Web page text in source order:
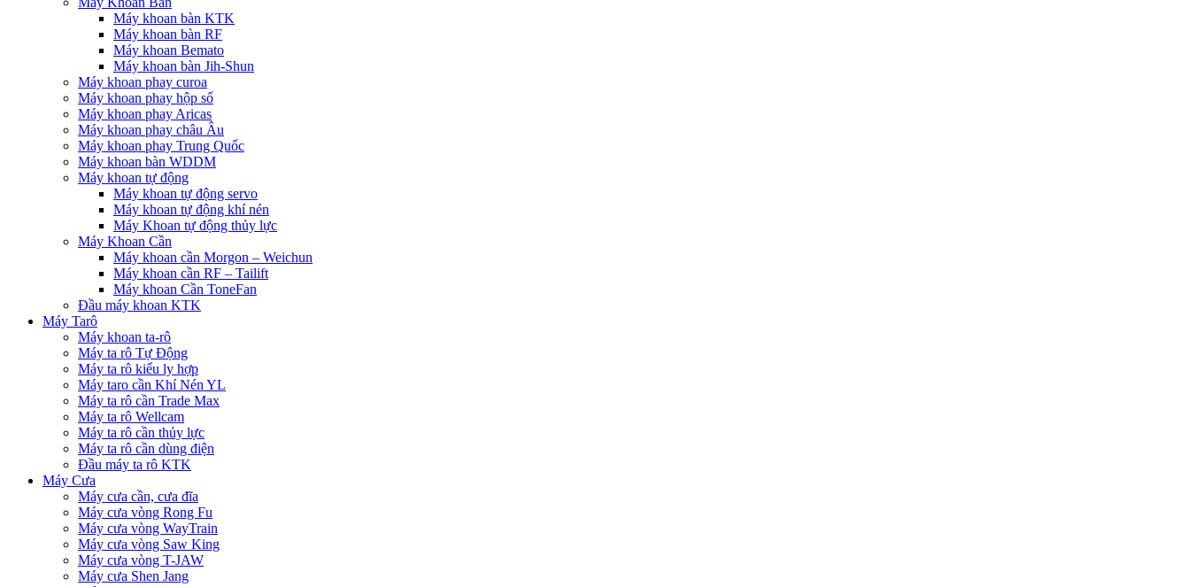
Máy khoan bàn KTK
Máy khoan bàn RF
Máy khoan Bemato
Máy khoan bàn Jih-Shun
Máy khoan phay curoa
Máy khoan phay hộp số
Máy khoan phay Aricas
Máy khoan phay châu Âu
Máy khoan phay Trung Quốc
Máy khoan bàn WDDM
Máy khoan tự động
Máy khoan tự động servo
Máy khoan tự động khí nén
Máy Khoan tự động thủy lực
Máy Khoan Cần
Máy khoan cần Morgon – Weichun
Máy khoan cần RF – Tailift
Máy khoan Cần ToneFan
Đầu máy khoan KTK
Máy Tarô
Máy khoan ta-rô
Máy ta rô Tự Động
Máy ta rô kiểu ly hợp
Máy taro cần Khí Nén YL
Máy ta rô cần Trade Max
Máy ta rô Wellcam
Máy ta rô cần thủy lực
Máy ta rô cần dùng điện
Đầu máy ta rô KTK
Máy Cưa
Máy cưa cần, cưa đĩa
Máy cưa vòng Rong Fu
Máy cưa vòng WayTrain
Máy cưa vòng Saw King
Máy cưa vòng T-JAW
Máy cưa Shen Jang